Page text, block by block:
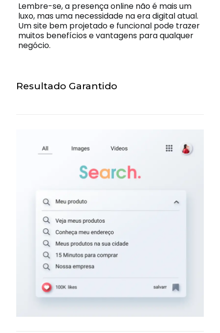
Lembre-se, a presença online não é mais um
luxo, mas uma necessidade na era digital atual.
Um site bem projetado e funcional pode trazer
muitos benefícios e vantagens para qualquer
negócio.
Resultado Garantido